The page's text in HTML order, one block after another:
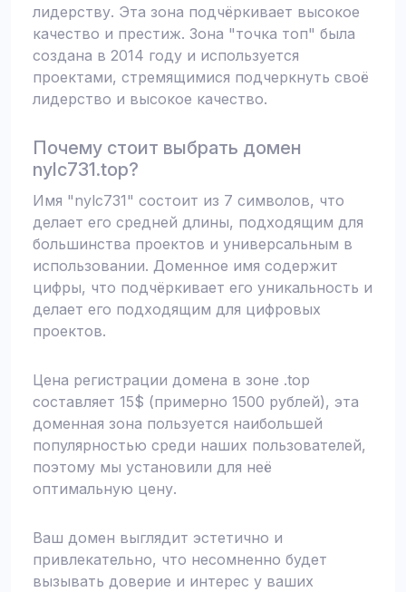
лидерству. Эта зона подчёркивает высокое
качество и престиж. Зона "точка топ" была
создана в 2014 году и используется
проектами, стремящимися подчеркнуть своё
лидерство и высокое качество.
Почему стоит выбрать домен
nylc731.top?
Имя "nylc731" состоит из 7 символов, что
делает его средней длины, подходящим для
большинства проектов и универсальным в
использовании. Доменное имя содержит
цифры, что подчёркивает его уникальность и
делает его подходящим для цифровых
проектов.
Цена регистрации домена в зоне .top
составляет 15$ (примерно 1500 рублей), эта
доменная зона пользуется наибольшей
популярностью среди наших пользователей,
поэтому мы установили для неё
оптимальную цену.
Ваш домен выглядит эстетично и
привлекательно, что несомненно будет
вызывать доверие и интерес у ваших